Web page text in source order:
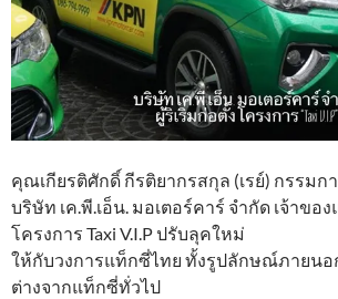
คุณเกียรติศักดิ์ กีรติยากรสกุล (เรย์) กรรมก
บริษัท เค.พี.เอ็น. มอเตอร์คาร์ จำกัด เจ้าขอ
โครงการ Taxi V.I.P ปรับลุคใหม่
ให้กับวงการแท็กซี่ไทย ทั้งรูปลักษณ์ภายนอ
ต่างจากแท็กซี่ทั่วไป